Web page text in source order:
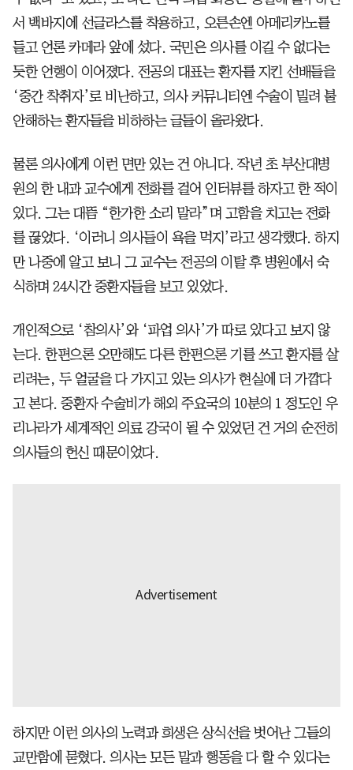
서 백바지에 선글라스를 착용하고, 오른손엔 아메리카노를
들고 언론 카메라 앞에 섰다. 국민은 의사를 이길 수 없다는
듯한 언행이 이어졌다. 전공의 대표는 환자를 지킨 선배들을
‘중간 착취자’로 비난하고, 의사 커뮤니티엔 수술이 밀려 불
안해하는 환자들을 비하하는 글들이 올라왔다.
물론 의사에게 이런 면만 있는 건 아니다. 작년 초 부산대병
원의 한 내과 교수에게 전화를 걸어 인터뷰를 하자고 한 적이
있다. 그는 대뜸 “한가한 소리 말라”며 고함을 치고는 전화
를 끊었다. ‘이러니 의사들이 욕을 먹지’라고 생각했다. 하지
만 나중에 알고 보니 그 교수는 전공의 이탈 후 병원에서 숙
식하며 24시간 중환자들을 보고 있었다.
개인적으로 ‘참의사’와 ‘파업 의사’가 따로 있다고 보지 않
는다. 한편으론 오만해도 다른 한편으론 기를 쓰고 환자를 살
리려는, 두 얼굴을 다 가지고 있는 의사가 현실에 더 가깝다
고 본다. 중환자 수술비가 해외 주요국의 10분의 1 정도인 우
리나라가 세계적인 의료 강국이 될 수 있었던 건 거의 순전히
의사들의 헌신 때문이었다.
하지만 이런 의사의 노력과 희생은 상식선을 벗어난 그들의
교만함에 묻혔다. 의사는 모든 말과 행동을 다 할 수 있다는